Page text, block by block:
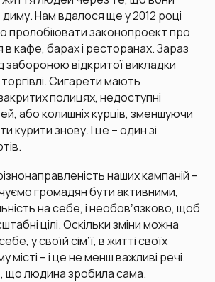
Нам вдалося ще у 2012 році
пролобіювати законопроект про
в кафе, барах і ресторанах. Зараз
відкритої викладки
Сигарети мають
полицях, недоступні
або колишніх курців, зменшуючи
курити знову. І це – один зі
наших кампаній –
громадян бути активними,
на себе, і необовʼязково, щоб
цілі. Оскільки зміни можна
у своїй сімʼї, в житті своїх
місті – і це не менш важливі речі.
що людина зробила сама.